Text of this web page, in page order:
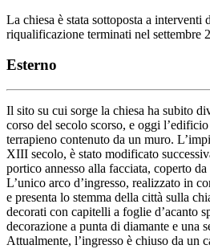
La chiesa è stata sottoposta a interventi
riqualificazione terminati nel settembre
Esterno
Il sito su cui sorge la chiesa ha subito
corso del secolo scorso, e oggi
terrapieno contenuto da un muro.
XIII secolo, è stato modificato
portico annesso alla facciata, coperto
L’unico arco d’ingresso, realizzato in
e presenta lo stemma della città sulla
decorati con capitelli a foglie d’acanto
decorazione a punta di diamante e una
Attualmente, l’ingresso è chiuso da un